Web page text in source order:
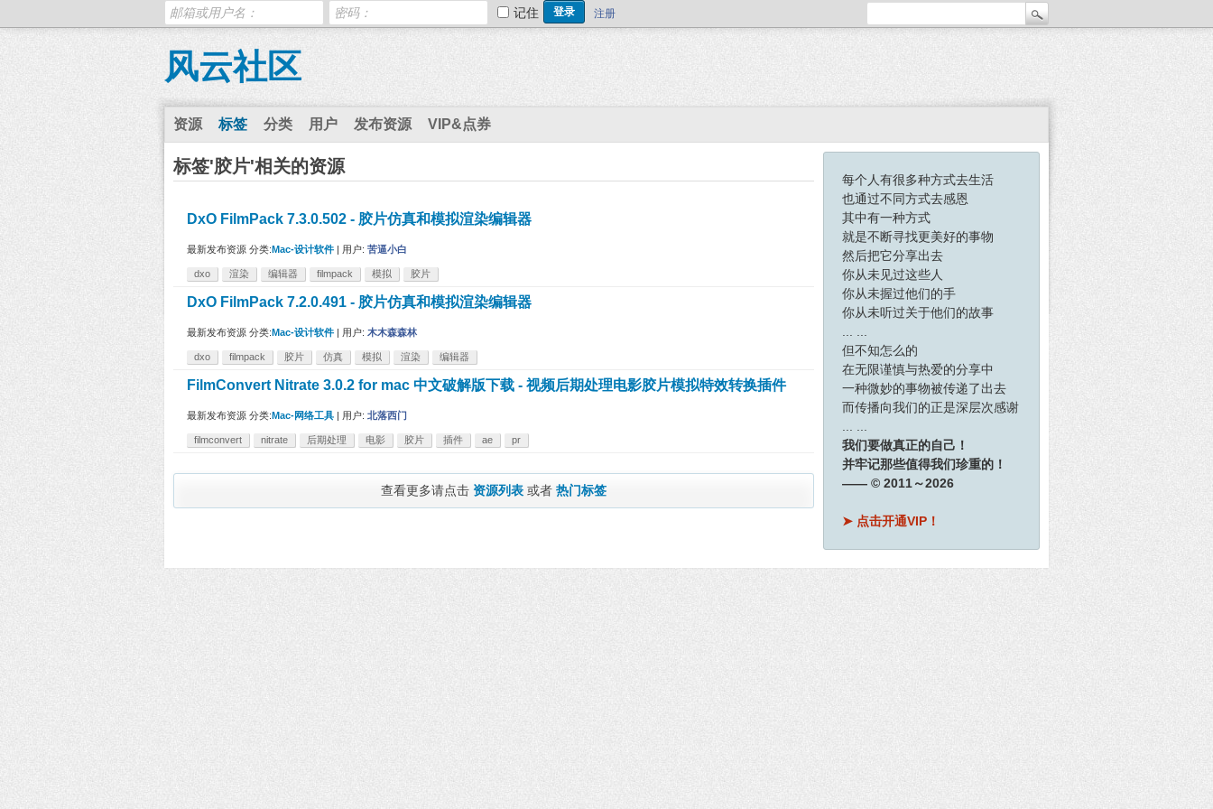
记住 注册
风云社区
资源 标签 分类 用户 发布资源 VIP&点券
每个人有很多种方式去生活
也通过不同方式去感恩
其中有一种方式
就是不断寻找更美好的事物
然后把它分享出去
你从未见过这些人
你从未握过他们的手
你从未听过关于他们的故事
但不知怎么的
在无限谨慎与热爱的分享中
一种微妙的事物被传递了出去
而传播向我们的正是深层次感谢
我们要做真正的自己！
并牢记那些值得我们珍重的！
—— © 2011～2026
➤ 点击开通VIP！
标签'胶片'相关的资源
DxO FilmPack 7.3.0.502 - 胶片仿真和模拟渲染编辑器
最新发布资源 分类: Mac-设计软件 用户: 苦逼小白
dxo 渲染 编辑器 filmpack 模拟 胶片
DxO FilmPack 7.2.0.491 - 胶片仿真和模拟渲染编辑器
最新发布资源 分类: Mac-设计软件 用户: 木木森森林
dxo filmpack 胶片 仿真 模拟 渲染 编辑器
FilmConvert Nitrate 3.0.2 for mac 中文破解版下载 - 视频后期处理电影胶片模拟特效转换插件
最新发布资源 分类: Mac-网络工具 用户: 北落西门
filmconvert nitrate 后期处理 电影 胶片 插件 ae pr
查看更多请点击 资源列表 或者 热门标签